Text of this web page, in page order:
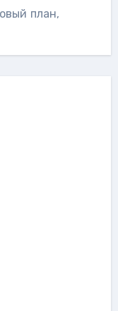
план,